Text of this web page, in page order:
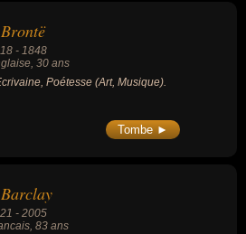
- 1848
, 30 ans
Poétesse (Art, Musique).
Tombe ►
- 2005
, 83 ans